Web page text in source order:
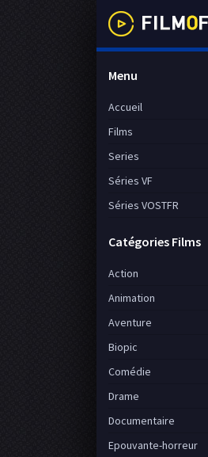
Menu
Accueil
Films
Series
Séries VF
Séries VOSTFR
Catégories Films
Action
Animation
Aventure
Biopic
Comédie
Drame
Documentaire
Epouvante-horreur